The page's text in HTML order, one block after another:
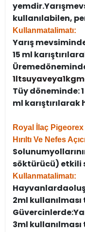
yemdir.Yarış
kullanılabilen,
Kullanmatalimatı:
Yarış
15 ml
Üreme
1ltsuyaveya1kg
Tüy döneminde:
ml
Royal İlaç
Hırıltı Ve Nefes
Solunum
söktürücü) etkili
Kullanmatalimatı:
Hayvanlarda
2ml
Güvercinlerde:
3ml